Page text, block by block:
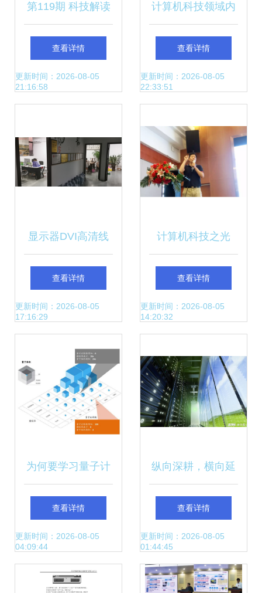
第119期 科技解读
——特斯拉AI日全
纪录 自研训练芯
定义自动驾驶方向
查看详情
更新时间：2026-08-05
21:16:58
计算机科技领域内
技术开发中的专家
系统知识库存储策
查看详情
更新时间：2026-08-05
22:33:51
显示器DVI高清线
多少起批_福源荣
达_电脑_笔记本_
查看详情
更新时间：2026-08-05
17:16:29
计算机科技之光
——博研金融十班
深圳科技探索之旅
查看详情
更新时间：2026-08-05
14:20:32
为何要学习量子计
算机科技领域的技
术开发
查看详情
更新时间：2026-08-05
04:09:44
纵向深耕，横向延
伸 AI科技2022年步
入深水区的多维探
索
查看详情
更新时间：2026-08-05
01:44:45